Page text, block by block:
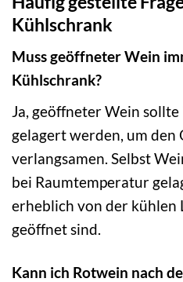
Kühlschrank
Muss geöffneter Wein
Kühlschrank?
Ja, geöffneter Wein
gelagert werden, um den
verlangsamen. Selbst
bei Raumtemperatur
erheblich von der kühlen
geöffnet sind.
Kann ich Rotwein nach